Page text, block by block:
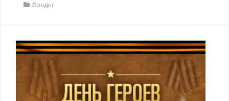
Фонды